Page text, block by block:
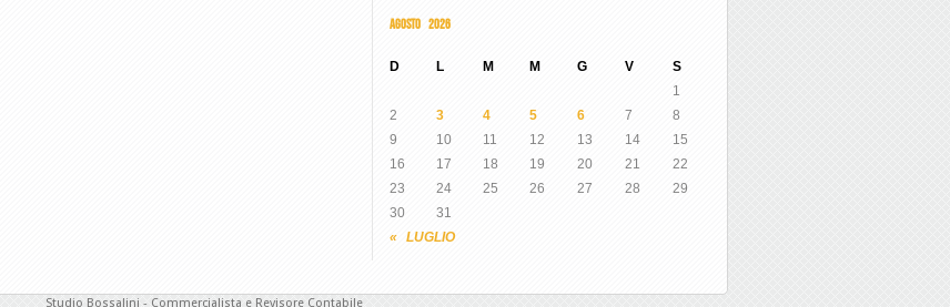
AGOSTO 2026
D L M M G V S
« LUGLIO
1
2
3 4 5 6 7
8
9
10 11 12 13 14
15
16
17 18 19 20 21
22
23
24 25 26 27 28
29
30
31
Studio Bossalini - Commercialista e Revisore Contabile